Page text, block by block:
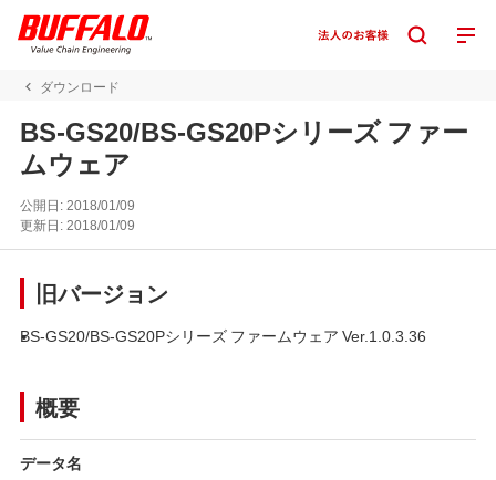
ダウンロード
BS-GS20/BS-GS20Pシリーズ ファー
ムウェア
公開日:2018/01/09
更新日:2018/01/09
旧バージョン
BS-GS20/BS-GS20Pシリーズ ファームウェア Ver.1.0.3.36
概要
データ名